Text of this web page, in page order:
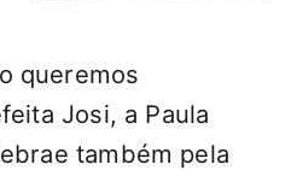
queremos
Josi, a Paula
também pela